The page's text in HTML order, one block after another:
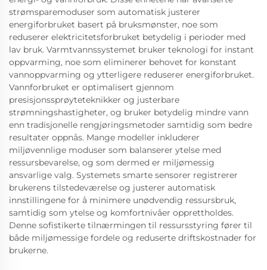
strømsparemoduser som automatisk justerer
energiforbruket basert på bruksmønster, noe som
reduserer elektricitetsforbruket betydelig i perioder med
lav bruk. Varmtvannssystemet bruker teknologi for instant
oppvarming, noe som eliminerer behovet for konstant
vannoppvarming og ytterligere reduserer energiforbruket.
Vannforbruket er optimalisert gjennom
presisjonssprøyteteknikker og justerbare
strømningshastigheter, og bruker betydelig mindre vann
enn tradisjonelle rengjøringsmetoder samtidig som bedre
resultater oppnås. Mange modeller inkluderer
miljøvennlige moduser som balanserer ytelse med
ressursbevarelse, og som dermed er miljømessig
ansvarlige valg. Systemets smarte sensorer registrerer
brukerens tilstedeværelse og justerer automatisk
innstillingene for å minimere unødvendig ressursbruk,
samtidig som ytelse og komfortnivåer opprettholdes.
Denne sofistikerte tilnærmingen til ressursstyring fører til
både miljømessige fordele og reduserte driftskostnader for
brukerne.